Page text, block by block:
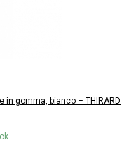
in gomma, bianco – THIRARD